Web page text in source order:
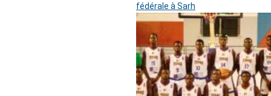
fédérale à Sarh